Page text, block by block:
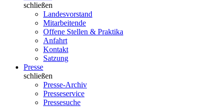
schließen
Landesvorstand
Mitarbeitende
Offene Stellen & Praktika
Anfahrt
Kontakt
Satzung
Presse
schließen
Presse-Archiv
Presseservice
Pressesuche